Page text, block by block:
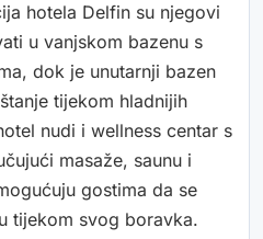
hotela Delfin su njegovi
u vanjskom bazenu s
dok je unutarnji bazen
tijekom hladnijih
nudi i wellness centar s
masaže, saunu i
gostima da se
tijekom svog boravka.